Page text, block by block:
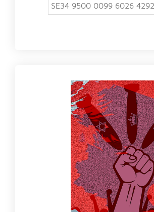
SE34 9500 0099 6026